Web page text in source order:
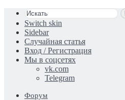
Switch skin
Sidebar
Случайная статья
Вход / Регистрация
Мы в соцсетях
vk.com
Telegram
Форум